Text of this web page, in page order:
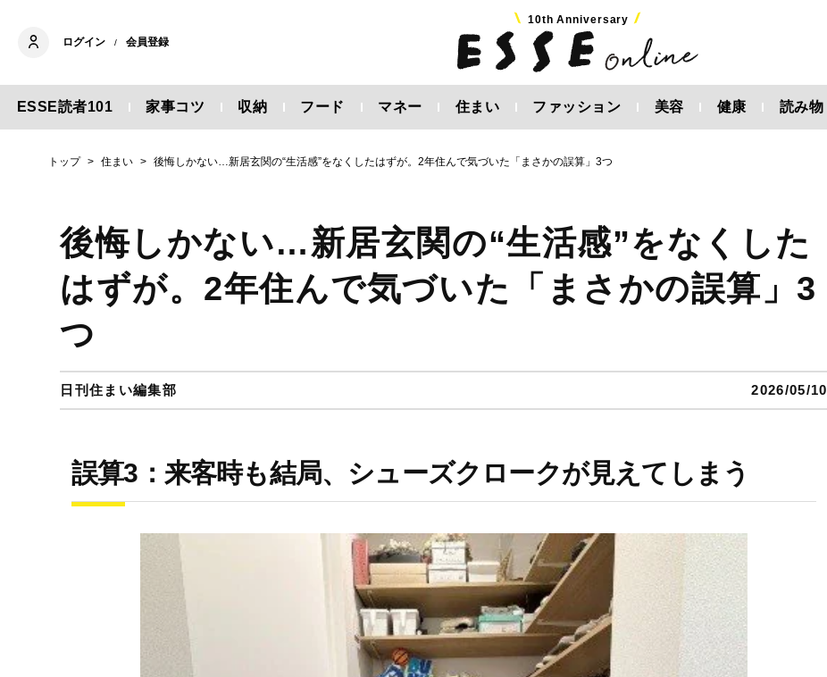
ログイン / 会員登録
10th Anniversary
ESSE読者101 家事コツ 収納 フード マネー 住まい ファッション 美容 健康 読み物
トップ 住まい 後悔しかない…新居玄関の“生活感”をなくしたはずが。2年住んで気づいた「まさかの誤算」3つ
後悔しかない…新居玄関の“生活感”をなくした
はずが。2年住んで気づいた「まさかの誤算」3
つ
日刊住まい編集部 2026/05/10
誤算3：来客時も結局、シューズクロークが見えてしまう